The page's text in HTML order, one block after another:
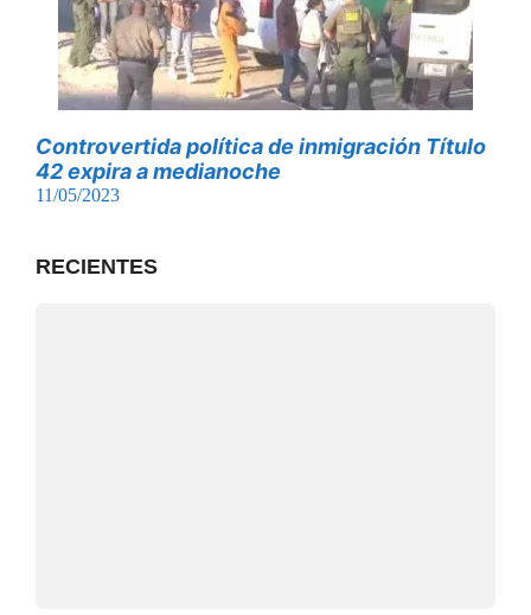
Controvertida política de inmigración Título
42 expira a medianoche
11/05/2023
RECIENTES